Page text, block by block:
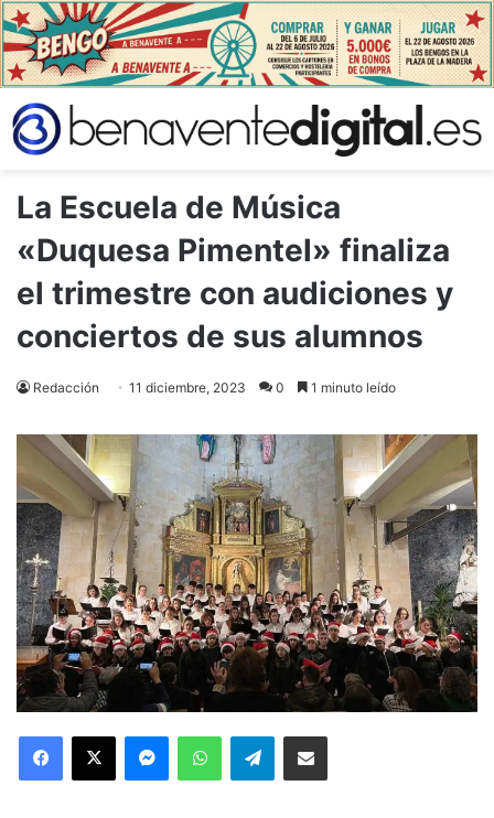
La Escuela de Música
«Duquesa Pimentel» finaliza
el trimestre con audiciones y
conciertos de sus alumnos
Redacción 11 diciembre, 2023 0 1 minuto leído
Facebook
X MessengerWhatsAppTelegramCompartir via Email